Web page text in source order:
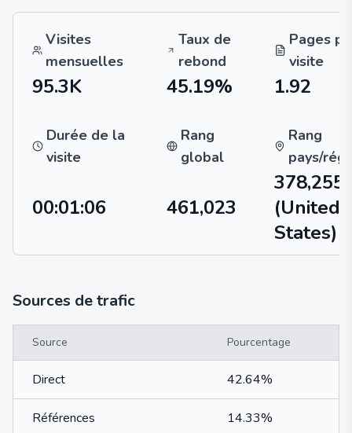
Visites
mensuelles
Taux de
rebond
Pages
visite
95.3K 45.19% 1.92
Durée de la
visite
Rang
global
Rang
pays/
00:01:06 461,023
378,255
(United
States)
Sources de trafic
Source Pourcentage
Direct 42.64%
Références 14.33%